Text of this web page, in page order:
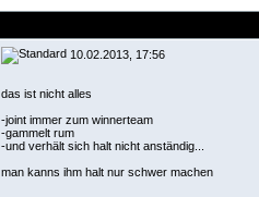
10.02.2013, 17:56
das ist nicht alles
-joint immer zum winnerteam
-gammelt rum
-und verhält sich halt nicht anständig...
man kanns ihm halt nur schwer machen